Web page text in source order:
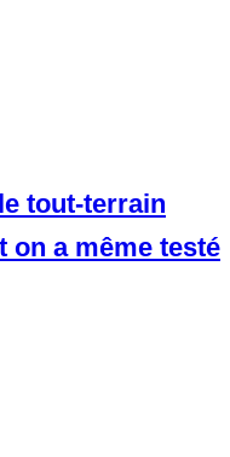
tout-terrain
a même testé